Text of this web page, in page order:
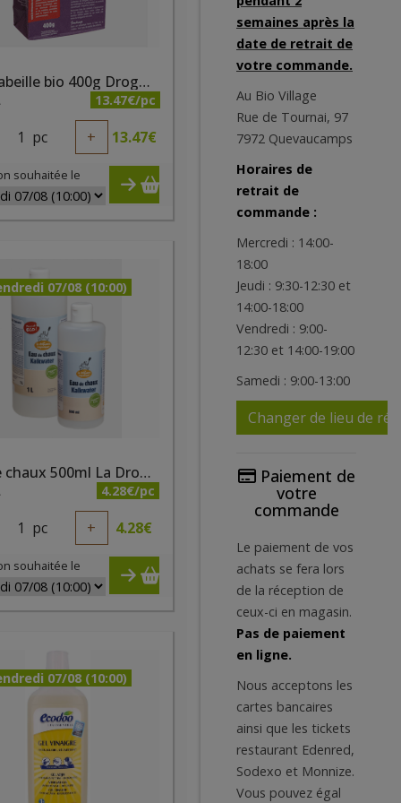
Cire d’abeille bio 400g Droguerie Ecologique
13.47€/pc
1 pc + 13.47€
souhaitée le
07/08 (10:00)
Eau de chaux 500ml La Droguerie Ecologique
4.28€/pc
1 pc + 4.28€
souhaitée le
07/08 (10:00)
semaines après la
date de retrait de
votre commande.
Au Bio Village
Rue de Tournai, 97
7972 Quevaucamps
Horaires de
retrait de
commande :
Mercredi : 14:00-
18:00
Jeudi : 9:30-12:30 et
14:00-18:00
Vendredi : 9:00-
12:30 et 14:00-19:00
Samedi : 9:00-13:00
Changer de lieu de
Paiement de
votre
commande
Le paiement de vos
achats se fera lors
de la réception de
ceux-ci en magasin.
Pas de paiement
en ligne.
Nous acceptons les
cartes bancaires
ainsi que les tickets
restaurant Edenred,
Sodexo et Monnize.
Vous pouvez égal